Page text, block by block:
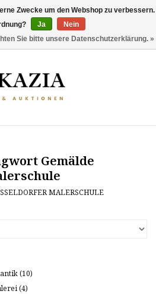
Gemälde
MALERSCHULE
(10)
(4)
Zwecke um den Webshop zu verbessern.
Ja
Nein
Sie bitte unsere Datenschutzerklärung. »